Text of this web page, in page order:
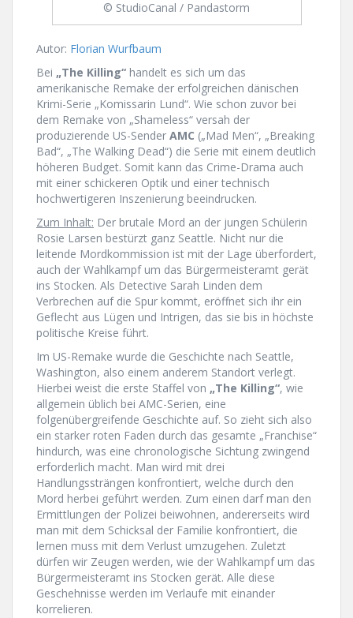
© StudioCanal / Pandastorm
Autor: Florian Wurfbaum
Bei „The Killing“ handelt es sich um das
amerikanische Remake der erfolgreichen dänischen
Krimi-Serie „Komissarin Lund“. Wie schon zuvor bei
dem Remake von „Shameless“ versah der
produzierende US-Sender AMC („Mad Men“, „Breaking
Bad“, „The Walking Dead“) die Serie mit einem deutlich
höheren Budget. Somit kann das Crime-Drama auch
mit einer schickeren Optik und einer technisch
hochwertigeren Inszenierung beeindrucken.
Zum Inhalt: Der brutale Mord an der jungen Schülerin
Rosie Larsen bestürzt ganz Seattle. Nicht nur die
leitende Mordkommission ist mit der Lage überfordert,
auch der Wahlkampf um das Bürgermeisteramt gerät
ins Stocken. Als Detective Sarah Linden dem
Verbrechen auf die Spur kommt, eröffnet sich ihr ein
Geflecht aus Lügen und Intrigen, das sie bis in höchste
politische Kreise führt.
Im US-Remake wurde die Geschichte nach Seattle,
Washington, also einem anderem Standort verlegt.
Hierbei weist die erste Staffel von „The Killing“, wie
allgemein üblich bei AMC-Serien, eine
folgenübergreifende Geschichte auf. So zieht sich also
ein starker roten Faden durch das gesamte „Franchise“
hindurch, was eine chronologische Sichtung zwingend
erforderlich macht. Man wird mit drei
Handlungssträngen konfrontiert, welche durch den
Mord herbei geführt werden. Zum einen darf man den
Ermittlungen der Polizei beiwohnen, andererseits wird
man mit dem Schicksal der Familie konfrontiert, die
lernen muss mit dem Verlust umzugehen. Zuletzt
dürfen wir Zeugen werden, wie der Wahlkampf um das
Bürgermeisteramt ins Stocken gerät. Alle diese
Geschehnisse werden im Verlaufe mit einander
korrelieren.